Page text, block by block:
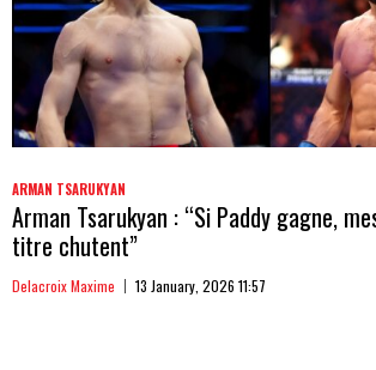
ARMAN TSARUKYAN
Arman Tsarukyan : “Si Paddy gagne,
titre chutent”
Delacroix Maxime 13 January, 2026 11:57